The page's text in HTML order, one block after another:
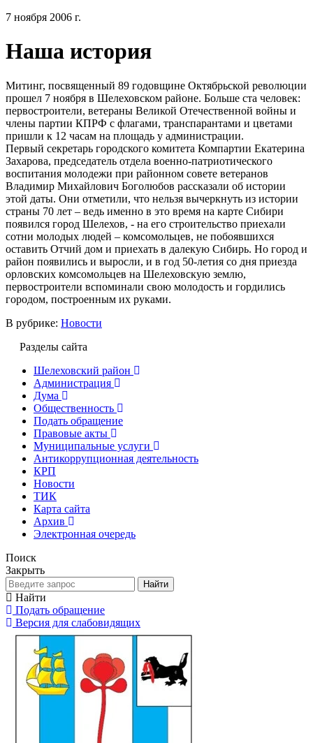
7 ноября 2006 г.
Наша история
Митинг, посвященный 89 годовщине Октябрьской революции
прошел 7 ноября в Шелеховском районе. Больше ста человек:
первостроители, ветераны Великой Отечественной войны и
члены партии КПРФ с флагами, транспарантами и цветами
пришли к 12 часам на площадь у администрации.
Первый секретарь городского комитета Компартии Екатерина
Захарова, председатель отдела военно-патриотического
воспитания молодежи при районном совете ветеранов
Владимир Михайлович Боголюбов рассказали об истории
этой даты. Они отметили, что нельзя вычеркнуть из истории
страны 70 лет – ведь именно в это время на карте Сибири
появился город Шелехов, - на его строительство приехали
сотни молодых людей – комсомольцев, не побоявшихся
оставить Отчий дом и приехать в далекую Сибирь. Но город и
район появились и выросли, и в год 50-летия со дня приезда
орловских комсомольцев на Шелеховскую землю,
первостроители вспоминали свою молодость и гордились
городом, построенным их руками.
В рубрике: Новости
Разделы сайта
Шелеховский район
Администрация
Дума
Общественность
Подать обращение
Правовые акты
Муниципальные услуги
Антикоррупционная деятельность
КРП
Новости
ТИК
Карта сайта
Архив
Электронная очередь
Поиск
Закрыть
Найти
Найти
Подать обращение
Версия для слабовидящих